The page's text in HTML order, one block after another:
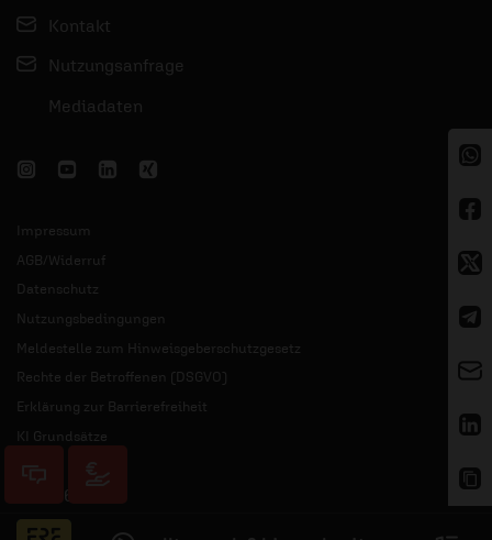
Kontakt
Nutzungsanfrage
Mediadaten
Impressum
AGB/Widerruf
Datenschutz
Nutzungsbedingungen
Meldestelle zum Hinweisgeberschutzgesetz
Rechte der Betroffenen (DSGVO)
Erklärung zur Barrierefreiheit
KI Grundsätze
© 2026 ERF